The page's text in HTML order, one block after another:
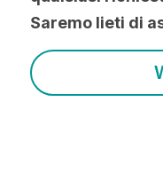
Saremo lieti di